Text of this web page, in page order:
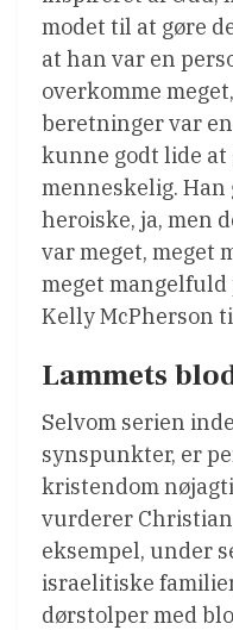
modet til at gøre
at han var en
overkomme
beretninger var
kunne godt lide at
menneskelig.
heroiske, ja, men
var meget, meget
meget mangelfuld
Kelly McPherson
Lammets
Selvom serien
synspunkter, er
kristendom
vurderer
eksempel, under
israelitiske
dørstolper med